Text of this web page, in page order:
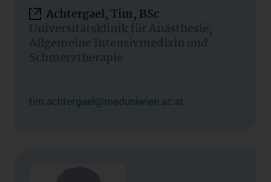
Achtergael, Tim, BSc
Universitätsklinik für Anästhesie,
Allgemeine Intensivmedizin und
Schmerztherapie
tim.achtergael@meduniwien.ac.at